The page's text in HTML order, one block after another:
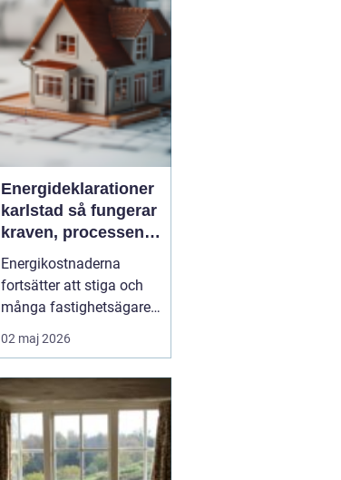
långsiktigt värde. För
den som sök...
Energideklarationer
karlstad så fungerar
kraven, processen
och nyttan
Energikostnaderna
fortsätter att stiga och
många fastighetsägare i
Karlstad funderar på hur
de kan minska sina
på komforten. Här blir
energidekla...
02 maj 2026